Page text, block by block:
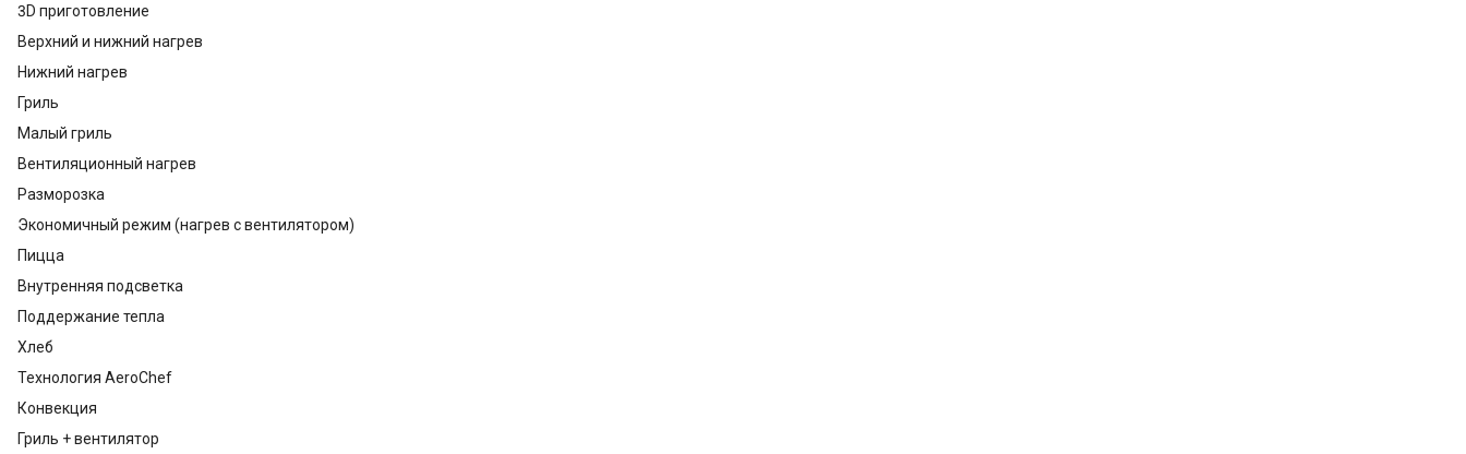
3D приготовление
Верхний и нижний нагрев
Нижний нагрев
Гриль
Малый гриль
Вентиляционный нагрев
Разморозка
Экономичный режим (нагрев с вентилятором)
Пицца
Внутренняя подсветка
Поддержание тепла
Хлеб
Технология AeroChef
Конвекция
Гриль + вентилятор